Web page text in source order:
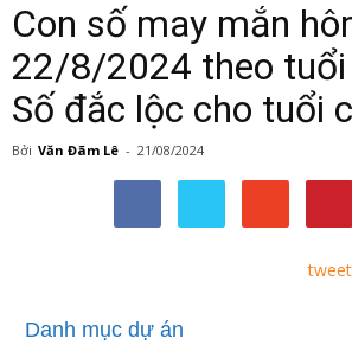
Con số may mắn
22/8/2024 theo tuổi
Số đắc lộc cho tuổi
Bởi Văn Đãm Lê - 21/08/2024
tweet
Danh mục dự án